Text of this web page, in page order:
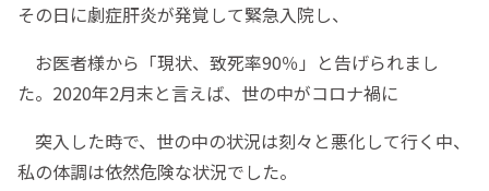
その日に劇症肝炎が発覚して緊急入院し、
お医者様から「現状、致死率90％」と告げられまし
た。2020年2月末と言えば、世の中がコロナ禍に
突入した時で、世の中の状況は刻々と悪化して行く中、
私の体調は依然危険な状況でした。